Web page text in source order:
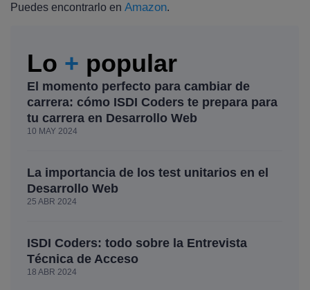
Puedes encontrarlo en Amazon.
Lo + popular
El momento perfecto para cambiar de
carrera: cómo ISDI Coders te prepara para
tu carrera en Desarrollo Web
10 MAY 2024
La importancia de los test unitarios en el
Desarrollo Web
25 ABR 2024
ISDI Coders: todo sobre la Entrevista
Técnica de Acceso
18 ABR 2024